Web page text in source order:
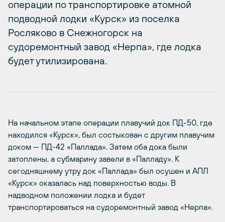
операции по транспортировке атомной
подводной лодки «Курск» из поселка
Росляково в Снежногорск на
судоремонтный завод «Нерпа», где лодка
будет утилизирована.
На начальном этапе операции плавучий док ПД-50, где
находился «Курск», был состыкован с другим плавучим
доком — ПД-42 «Паллада». Затем оба дока были
затоплены, а субмарину завели в «Палладу». К
сегодняшнему утру док «Паллада» был осушен и АПЛ
«Курск» оказалась над поверхностью воды. В
надводном положении лодка и будет
транспортироваться на судоремонтный завод «Нерпа».